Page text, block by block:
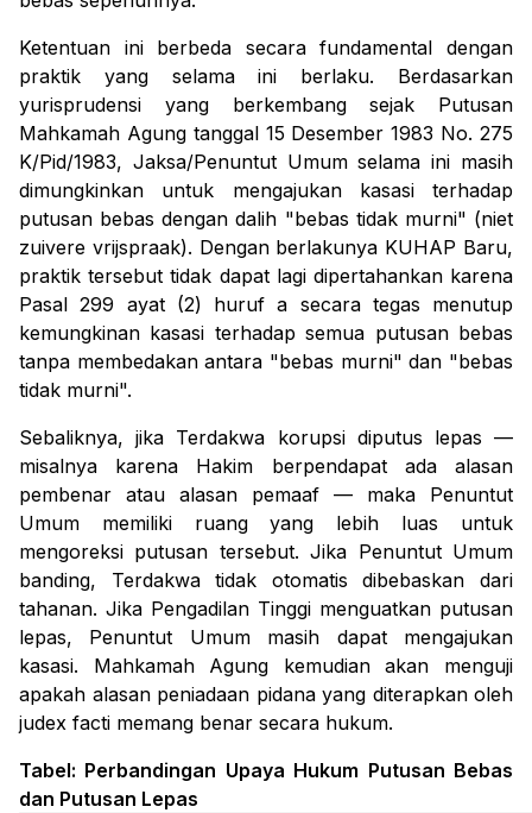
Ketentuan ini berbeda secara fundamental dengan
praktik yang selama ini berlaku. Berdasarkan
yurisprudensi yang berkembang sejak Putusan
Mahkamah Agung tanggal 15 Desember 1983 No. 275
K/Pid/1983, Jaksa/Penuntut Umum selama ini masih
dimungkinkan untuk mengajukan kasasi terhadap
putusan bebas dengan dalih "bebas tidak murni" (niet
zuivere vrijspraak). Dengan berlakunya KUHAP Baru,
praktik tersebut tidak dapat lagi dipertahankan karena
Pasal 299 ayat (2) huruf a secara tegas menutup
kemungkinan kasasi terhadap semua putusan bebas
tanpa membedakan antara "bebas murni" dan "bebas
tidak murni".
Sebaliknya, jika Terdakwa korupsi diputus lepas —
misalnya karena Hakim berpendapat ada alasan
pembenar atau alasan pemaaf — maka Penuntut
Umum memiliki ruang yang lebih luas untuk
mengoreksi putusan tersebut. Jika Penuntut Umum
banding, Terdakwa tidak otomatis dibebaskan dari
tahanan. Jika Pengadilan Tinggi menguatkan putusan
lepas, Penuntut Umum masih dapat mengajukan
kasasi. Mahkamah Agung kemudian akan menguji
apakah alasan peniadaan pidana yang diterapkan oleh
judex facti memang benar secara hukum.
Tabel: Perbandingan Upaya Hukum Putusan Bebas
dan Putusan Lepas